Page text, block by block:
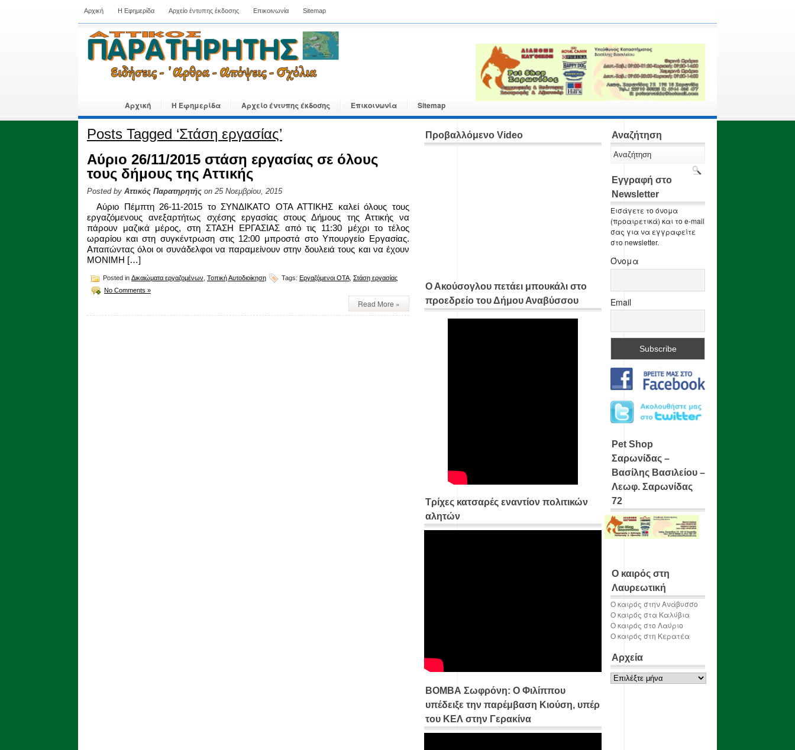
Αρχική Η Εφημερίδα Αρχείο έντυπης έκδοσης Επικοινωνία Sitemap
Αρχική Η Εφημερίδα Αρχείο έντυπης έκδοσης Επικοινωνία Sitemap
Posts Tagged ‘Στάση εργασίας’
Αύριο 26/11/2015 στάση εργασίας σε όλους
τους δήμους της Αττικής
Posted by Αττικός Παρατηρητής on 25 Νοεμβρίου, 2015
Αύριο Πέμπτη 26-11-2015 το ΣΥΝΔΙΚΑΤΟ ΟΤΑ ΑΤΤΙΚΗΣ καλεί όλους τους
εργαζόμενους ανεξαρτήτως σχέσης εργασίας στους Δήμους της Αττικής να
πάρουν μαζικά μέρος, στη ΣΤΑΣΗ ΕΡΓΑΣΙΑΣ από τις 11:30 μέχρι το τέλος
ωραρίου και στη συγκέντρωση στις 12:00 μπροστά στο Υπουργείο Εργασίας.
Απαιτώντας όλοι οι συνάδελφοι να παραμείνουν στην δουλειά τους και να έχουν
ΜΟΝΙΜΗ […]
Posted in Δικαιώματα εργαζομένων Τοπική Αυτοδιοίκηση Tags: Εργαζόμενοι ΟΤΑ Στάση εργασίας
No Comments »
Read More »
Προβαλλόμενο Video
Ο Ακούσογλου πετάει μπουκάλι στο
προεδρείο του Δήμου Αναβύσσου
Τρίχες κατσαρές εναντίον πολιτικών
αλητών
ΒΟΜΒΑ Σωφρόνη: Ο Φιλίππου
υπέδειξε την παρέμβαση Κιούση, υπέρ
του ΚΕΛ στην Γερακίνα
Αναζήτηση
Εγγραφή στο
Newsletter
Εισάγετε το όνομα
(προαιρετικά) και το e-mail
σας για να εγγραφείτε
στο newsletter.
Όνομα
Email
Pet Shop
Σαρωνίδας –
Βασίλης Βασιλείου –
Λεωφ. Σαρωνίδας
72
Ο καιρός στη
Λαυρεωτική
Ο καιρός στην Ανάβυσσο
Ο καιρός στα Καλύβια
Ο καιρός στο Λαύριο
Ο καιρός στη Κερατέα
Αρχεία
Αρχεία